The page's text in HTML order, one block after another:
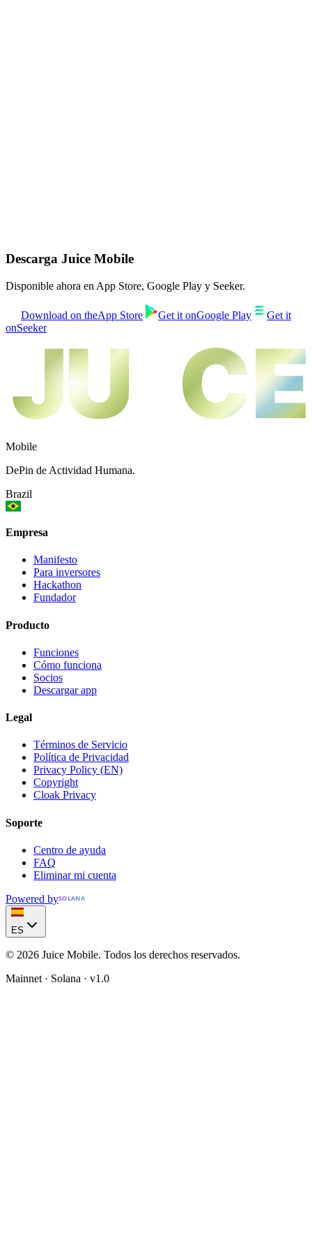
Descarga Juice Mobile
Disponible ahora en App Store, Google Play y Seeker.
Download on theApp Store Get it onGoogle Play
Get it
onSeeker
JU CE
JU CE
Mobile
DePin de Actividad Humana.
Brazil
Empresa
Manifesto
Para inversores
Hackathon
Fundador
Producto
Funciones
Cómo funciona
Socios
Descargar app
Legal
Términos de Servicio
Política de Privacidad
Privacy Policy (EN)
Copyright
Cloak Privacy
Soporte
Centro de ayuda
FAQ
Eliminar mi cuenta
Powered bySOLANA
ES
© 2026 Juice Mobile. Todos los derechos reservados.
Mainnet · Solana · v1.0